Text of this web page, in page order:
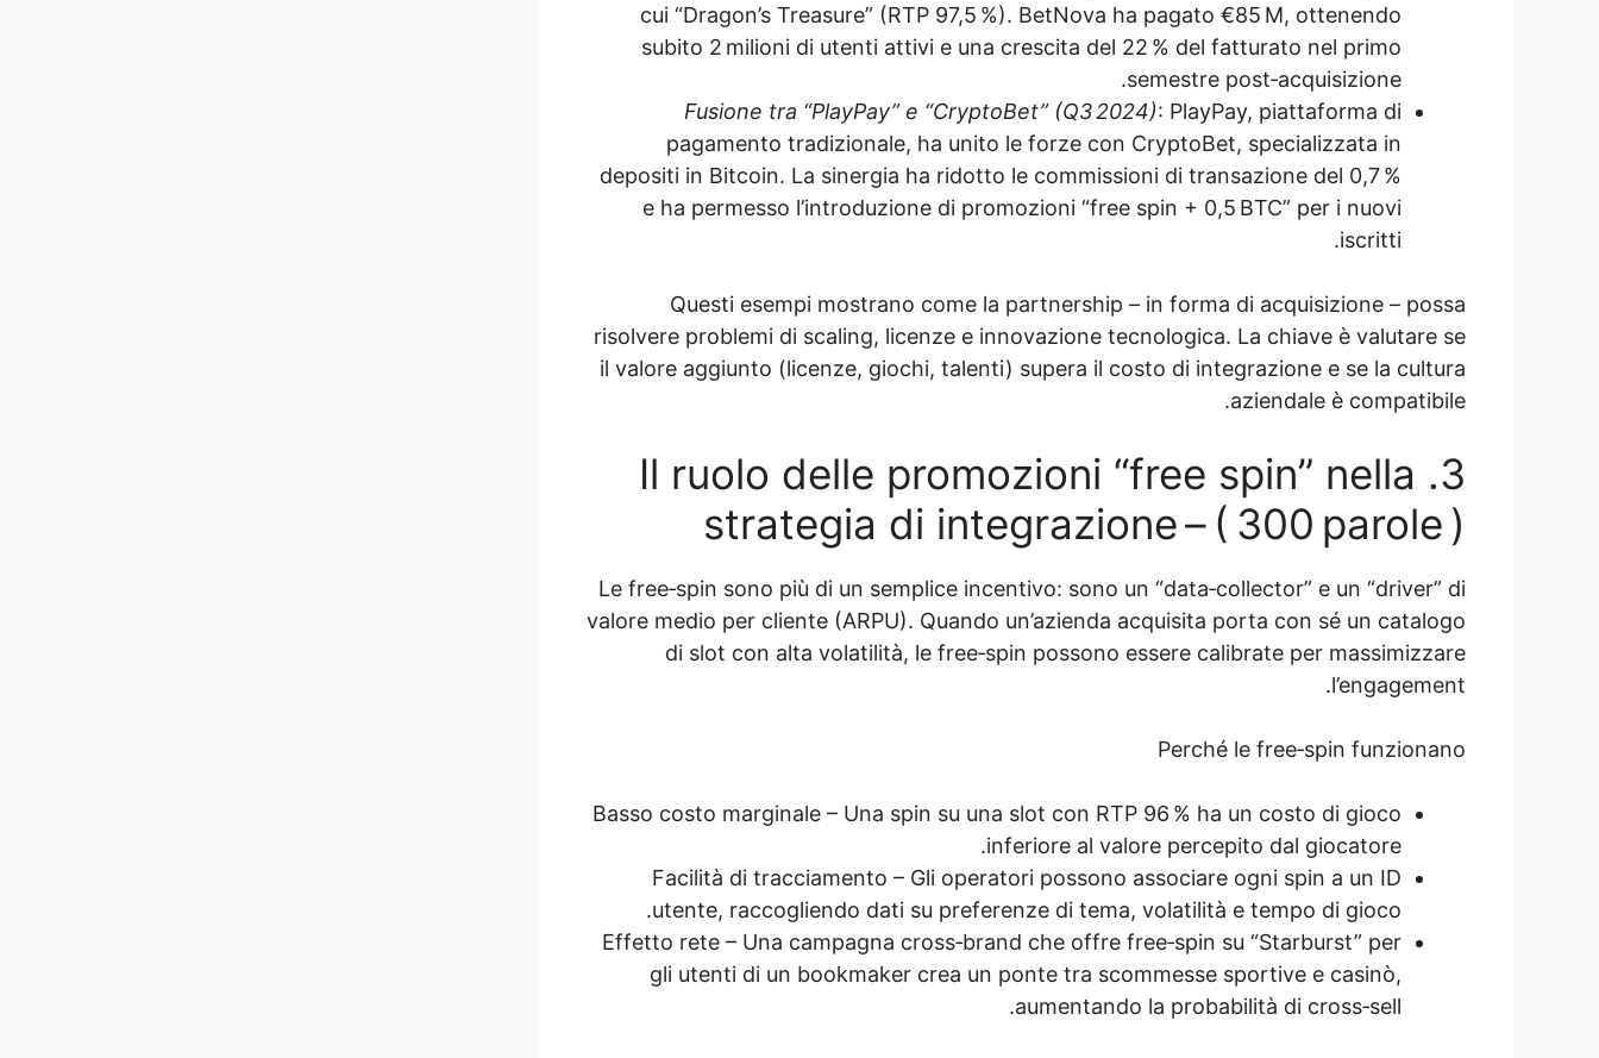
cui “Dragon’s Treasure” (RTP 97,5 %). BetNova ha pagato €85 M, ottenendo
subito 2 milioni di utenti attivi e una crescita del 22 % del fatturato nel primo
semestre post‑acquisizione.
Fusione tra “PlayPay” e “CryptoBet” (Q3 2024): PlayPay, piattaforma di
pagamento tradizionale, ha unito le forze con CryptoBet, specializzata in
depositi in Bitcoin. La sinergia ha ridotto le commissioni di transazione del 0,7 %
e ha permesso l’introduzione di promozioni “free spin + 0,5 BTC” per i nuovi
iscritti.
Questi esempi mostrano come la partnership – in forma di acquisizione – possa
risolvere problemi di scaling, licenze e innovazione tecnologica. La chiave è valutare se
il valore aggiunto (licenze, giochi, talenti) supera il costo di integrazione e se la cultura
aziendale è compatibile.
3. Il ruolo delle promozioni “free spin” nella
strategia di integrazione – ( 300 parole )
Le free‑spin sono più di un semplice incentivo: sono un “data‑collector” e un “driver” di
valore medio per cliente (ARPU). Quando un’azienda acquisita porta con sé un catalogo
di slot con alta volatilità, le free‑spin possono essere calibrate per massimizzare
l’engagement.
Perché le free‑spin funzionano
Basso costo marginale – Una spin su una slot con RTP 96 % ha un costo di gioco
inferiore al valore percepito dal giocatore.
Facilità di tracciamento – Gli operatori possono associare ogni spin a un ID
utente, raccogliendo dati su preferenze di tema, volatilità e tempo di gioco.
Effetto rete – Una campagna cross‑brand che offre free‑spin su “Starburst” per
gli utenti di un bookmaker crea un ponte tra scommesse sportive e casinò,
aumentando la probabilità di cross‑sell.